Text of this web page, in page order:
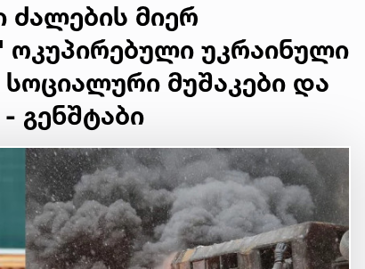
ძალების მიერ
ოკუპირებული უკრაინული
მუშაკები და
გენშტაბი